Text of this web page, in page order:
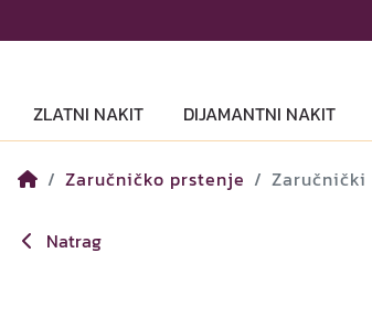
ZLATNI NAKIT
DIJAMANTNI NAKIT
Zaručničko prstenje Zaručnički
Natrag